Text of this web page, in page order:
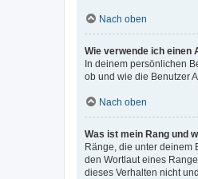
Nach oben
Wie verwende ich einen
In deinem persönlichen
ob und wie die Benutzer
Nach oben
Was ist mein Rang und
Ränge, die unter deinem
den Wortlaut eines
dieses Verhalten nicht